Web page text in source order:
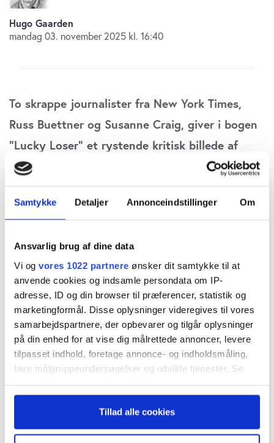
Samtykke Detaljer Annonceindstillinger Om
Ansvarlig brug af dine data
Vi og vores 1022 partnere ønsker dit samtykke til at
anvende cookies og indsamle persondata om IP-
adresse, ID og din browser til præferencer, statistik og
marketingformål. Disse oplysninger videregives til vores
samarbejdspartnere, der opbevarer og tilgår oplysninger
på din enhed for at vise dig målrettede annoncer, levere
tilpasset indhold, foretage annonce- og indholdsmåling,
lave målgruppeundersøgelser og udvikle tjenester. Se
persondatapolitik. Du kan altid trække dit samtykke
tilbage eller ændre indstillinger fra vores
"Cookiedeklaration", eller ved at trykke på "Privacy
Tillad alle cookies
Hugo Gaarden
mandag 03. november 2025 kl. 16:40
To skrappe journalister fra New York Times,
Russ Buettner og Susanne Craig, giver i bogen
”Lucky Loser” et rystende kritisk billede af
præsident Donald Trump som forretningsmand.
af faderen, men som har sat pengene over styr.
positionen til at skabe sig en formue.
Journalist Hugo Gaarden anmelder bogen
Bogen trækker tæppet væk under Trump, der
siden sine unge år førte sig frem som millionær
og milliardær i New Yorks ejendomsbranche. Det
hele har været et illusionsnummer, som
hedder det i bogen.